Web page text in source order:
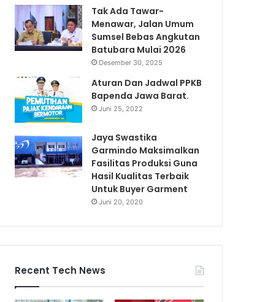
Tak Ada Tawar-
Menawar, Jalan Umum
Sumsel Bebas Angkutan
Batubara Mulai 2026
Desember 30, 2025
Aturan Dan Jadwal PPKB
Bapenda Jawa Barat.
Juni 25, 2022
Jaya Swastika
Garmindo Maksimalkan
Fasilitas Produksi Guna
Hasil Kualitas Terbaik
Untuk Buyer Garment
Juni 20, 2020
Recent Tech News